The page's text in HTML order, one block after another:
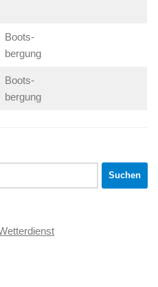
Boots-
bergung
Boots-
bergung